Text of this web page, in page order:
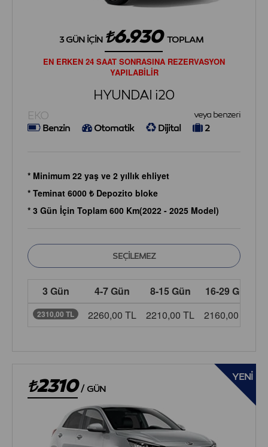
3 GÜN İÇIN 6.930 TOPLAM
EN ERKEN 24 SAAT SONRASINA REZERVASYON
YAPILABİLİR
HYUNDAI i20
EKO veya benzeri
Benzin Otomatik Dijital 2
* Minimum 22 yaş ve 2 yıllık ehliyet
* Teminat 6000 ₺ Depozito bloke
* 3 Gün İçin Toplam 600 Km(2022 - 2025 Model)
3 Gün 4-7 Gün 8-15 Gün 16-29 Gün
2310,00 TL 2260,00 TL 2210,00 TL 2160,00 TL
YENI
2310 / GÜN